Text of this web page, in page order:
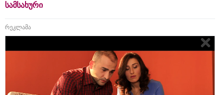
სამსახური
რეკლამა